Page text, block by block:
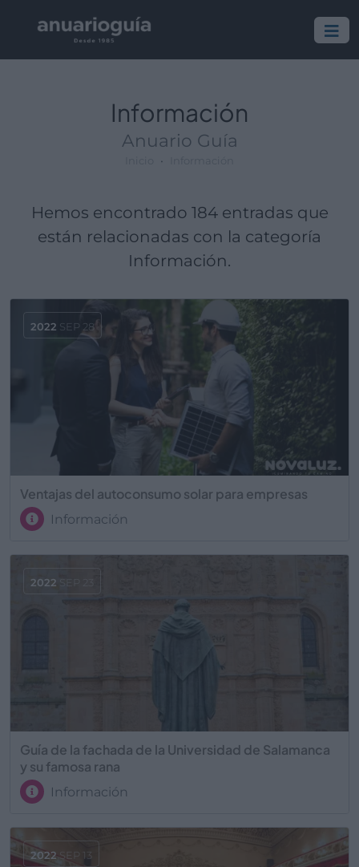
Información
Anuario Guía
Hemos encontrado 184 entradas que
están relacionadas con la categoría
Información.
Ventajas del autoconsumo solar para empresas
Información
2022 SEP 28
Guía de la fachada de la Universidad de Salamanca
y su famosa rana
Información
2022
2022 SEP 13